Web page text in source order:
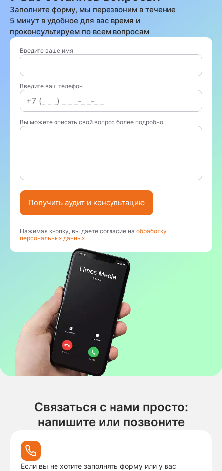
Заполните форму, мы перезвоним в течение
5 минут в удобное для вас время и
проконсультируем по всем вопросам
Введите ваше имя
Введите ваш телефон
Вы можете описать свой вопрос более подробно
Получить аудит и консультацию
Нажимая кнопку, вы даете согласие на обработку
персональных данных
Связаться с нами просто:
напишите или позвоните
Если вы не хотите заполнять форму или у вас